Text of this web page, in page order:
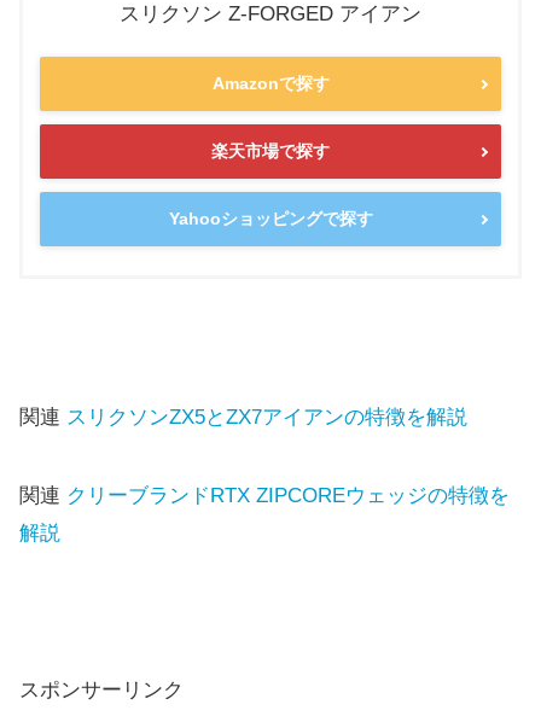
スリクソン Z-FORGED アイアン
Amazonで探す
楽天市場で探す
Yahooショッピングで探す
関連 スリクソンZX5とZX7アイアンの特徴を解説
関連 クリーブランドRTX ZIPCOREウェッジの特徴を
解説
スポンサーリンク